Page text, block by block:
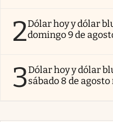
2Dólar hoy y dólar
domingo 9 de
3Dólar hoy y dólar
sábado 8 de